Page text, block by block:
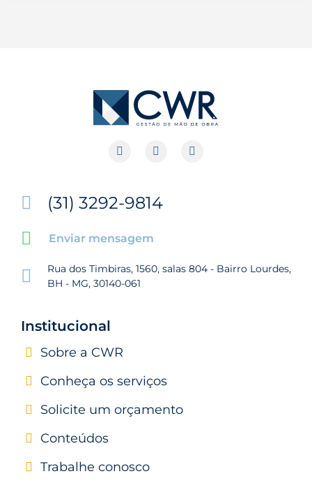
(31) 3292-9814
Enviar mensagem
Rua dos Timbiras, 1560, salas 804 - Bairro Lourdes,
BH - MG, 30140-061
Institucional
Sobre a CWR
Conheça os serviços
Solicite um orçamento
Conteúdos
Trabalhe conosco